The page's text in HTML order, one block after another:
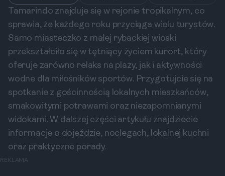
Tamarindo znajduje się w rejonie tropikalnym, co
sprawia, że każdego roku przyciąga wielu turystów.
Samo miasteczko z małej rybackiej wioski
przekształciło się w tętniący życiem kurort, który
oferuje zarówno relaks na plaży, jak i aktywności
wodne dla miłośników sportów. Przygotujcie się na
spotkanie z gościnnością lokalnych mieszkańców,
smakowitymi potrawami oraz niezapomnianymi
widokami. W dalszej części artykułu znajdziecie
informacje o dojeździe, noclegach, lokalnej kuchni
oraz praktyczne porady.
REKLAMA